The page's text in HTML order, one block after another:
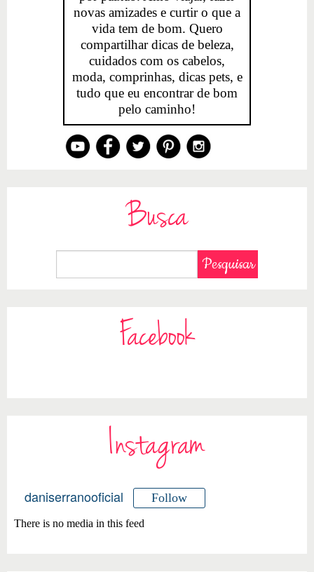
novas amizades e curtir o que a
vida tem de bom. Quero
compartilhar dicas de beleza,
cuidados com os cabelos,
moda, comprinhas, dicas pets, e
tudo que eu encontrar de bom
pelo caminho!
Busca
Facebook
Instagram
daniserranooficial Follow
There is no media in this feed